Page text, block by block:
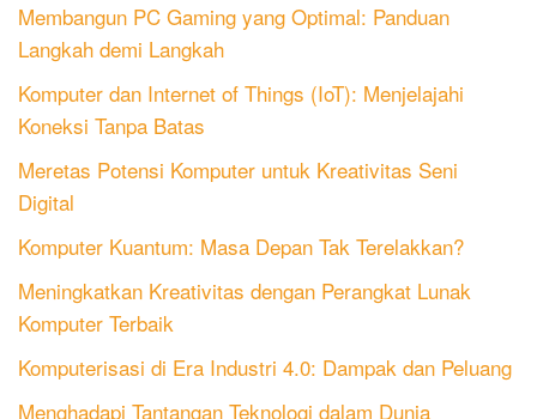
Membangun PC Gaming yang Optimal: Panduan
Langkah demi Langkah
Komputer dan Internet of Things (IoT): Menjelajahi
Koneksi Tanpa Batas
Meretas Potensi Komputer untuk Kreativitas Seni
Digital
Komputer Kuantum: Masa Depan Tak Terelakkan?
Meningkatkan Kreativitas dengan Perangkat Lunak
Komputer Terbaik
Komputerisasi di Era Industri 4.0: Dampak dan Peluang
Menghadapi Tantangan Teknologi dalam Dunia